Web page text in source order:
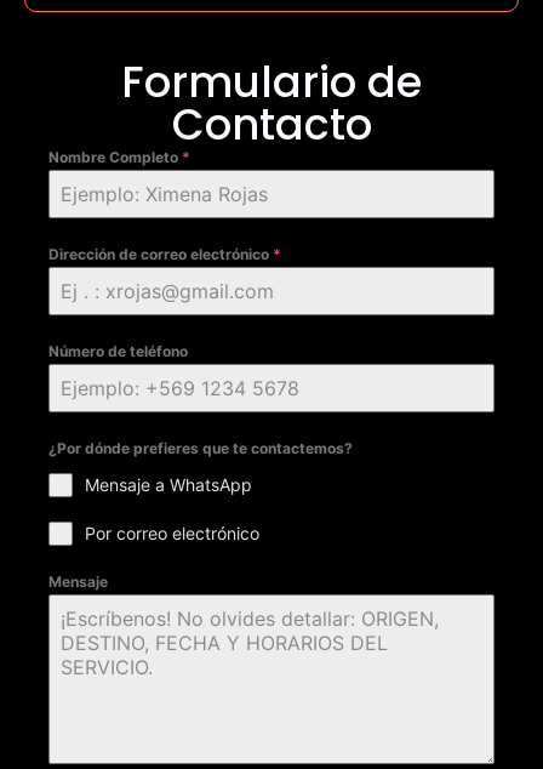
Formulario de
Contacto
Nombre Completo *
Dirección de correo electrónico *
Número de teléfono
¿Por dónde prefieres que te contactemos?
Mensaje a WhatsApp
Por correo electrónico
Mensaje